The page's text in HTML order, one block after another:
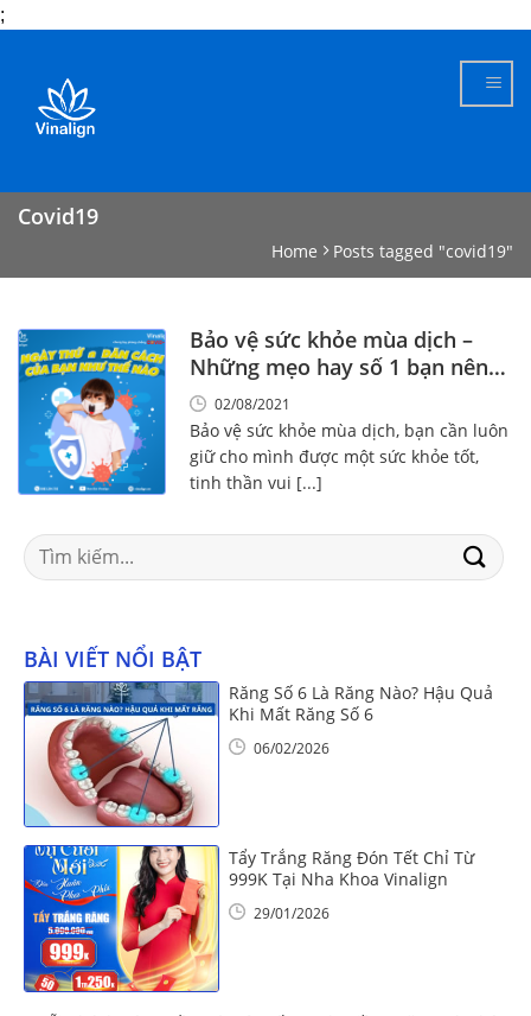
;
content
Covid19
Home Posts tagged "covid19"
Bảo vệ sức khỏe mùa dịch –
Những mẹo hay số 1 bạn nên
biết!02/08/2021
Bảo vệ sức khỏe mùa dịch, bạn cần luôn
giữ cho mình được một sức khỏe tốt,
tinh thần vui [...]
Search
for:
BÀI VIẾT NỔI BẬT
Răng Số 6 Là Răng Nào? Hậu Quả
Khi Mất Răng Số 6
06/02/2026
Tẩy Trắng Răng Đón Tết Chỉ Từ
999K Tại Nha Khoa Vinalign
29/01/2026